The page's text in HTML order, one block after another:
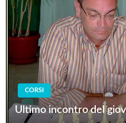
CORSI
Ultimo incontro del